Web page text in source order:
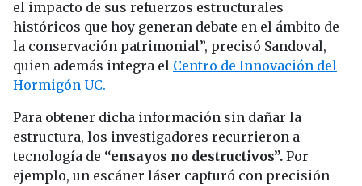
el impacto de sus refuerzos estructurales
históricos que hoy generan debate en el ámbito de
la conservación patrimonial”, precisó Sandoval,
quien además integra el Centro de Innovación del
Hormigón UC.
Para obtener dicha información sin dañar la
estructura, los investigadores recurrieron a
tecnología de “ensayos no destructivos”. Por
ejemplo, un escáner láser capturó con precisión